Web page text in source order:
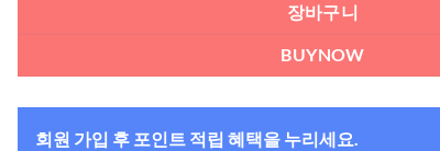
장바구니
BUYNOW
회원 가입 후 포인트 적립 혜택을 누리세요.